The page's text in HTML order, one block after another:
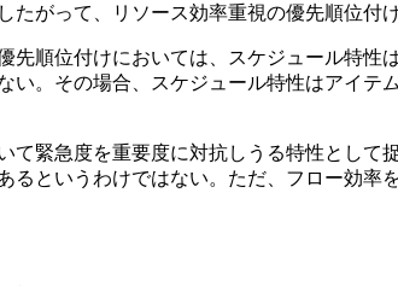
たがって、リソース効率重視の優先順位付
先順位付けにおいては、スケジュール特
い。その場合、スケジュール特性はアイ
て緊急度を重要度に対抗しうる特性とし
るというわけではない。ただ、フロー効